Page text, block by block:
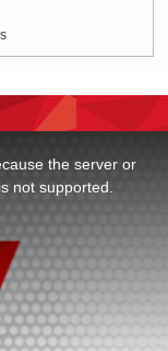
the server or
not supported.